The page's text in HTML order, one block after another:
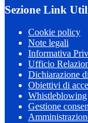
Sezione Link
Cookie policy
Note legali
Informativa
Ufficio
Dichiarazione
Obiettivi di
Whistleblowing
Gestione